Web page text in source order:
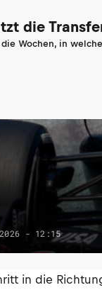
die
Wochen, in
- 12:15
in die